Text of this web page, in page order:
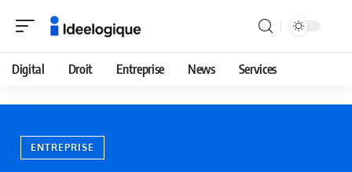
Digital Droit Entreprise News Services
ENTREPRISE